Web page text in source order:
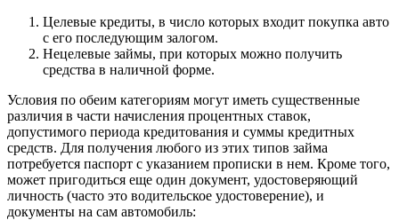
Целевые кредиты, в число которых входит покупка авто
с его последующим залогом.
Нецелевые займы, при которых можно получить
средства в наличной форме.
Условия по обеим категориям могут иметь существенные
различия в части начисления процентных ставок,
допустимого периода кредитования и суммы кредитных
средств. Для получения любого из этих типов займа
потребуется паспорт с указанием прописки в нем. Кроме того,
может пригодиться еще один документ, удостоверяющий
личность (часто это водительское удостоверение), и
документы на сам автомобиль: